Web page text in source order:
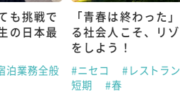
も挑戦で
の日本最
泊業務全般
「青春は終わった
る社会人こそ、リ
をしよう！
#ニセコ #レストラ
短期
#春